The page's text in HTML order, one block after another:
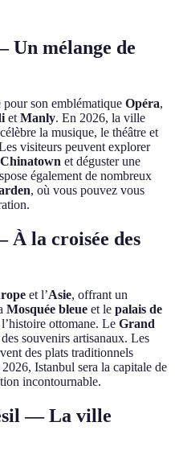
Un mélange de
pour son emblématique Opéra,
et Manly. En 2026, la ville
la musique, le théâtre et
visiteurs peuvent explorer
Chinatown et déguster une
également de nombreux
, où vous pouvez vous
la croisée des
et l’Asie, offrant un
Mosquée bleue et le palais de
ottomane. Le Grand
souvenirs artisanaux. Les
des plats traditionnels
Istanbul sera la capitale de
incontournable.
— La ville